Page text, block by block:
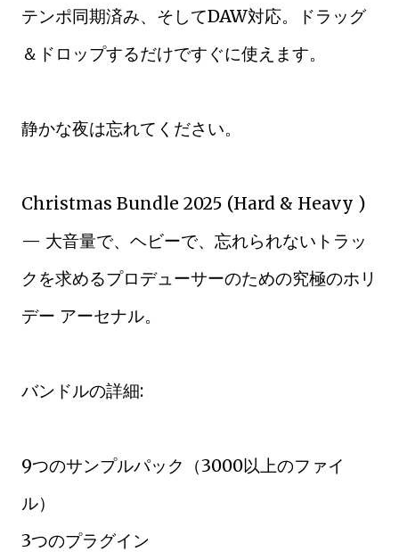
テンポ同期済み、そしてDAW対応。ドラッグ
＆ドロップするだけですぐに使えます。
静かな夜は忘れてください。
Christmas Bundle 2025 (Hard & Heavy )
— 大音量で、ヘビーで、忘れられないトラッ
クを求めるプロデューサーのための究極のホリ
デー アーセナル。
バンドルの詳細:
9つのサンプルパック（3000以上のファイ
ル）
3つのプラグイン